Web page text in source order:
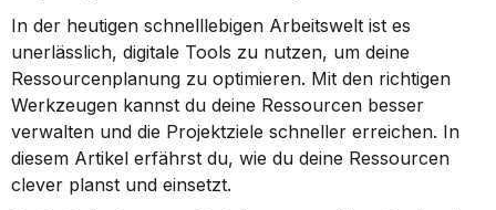
In der heutigen schnelllebigen Arbeitswelt ist es
unerlässlich, digitale Tools zu nutzen, um deine
Ressourcenplanung zu optimieren. Mit den richtigen
Werkzeugen kannst du deine Ressourcen besser
verwalten und die Projektziele schneller erreichen. In
diesem Artikel erfährst du, wie du deine Ressourcen
clever planst und einsetzt.